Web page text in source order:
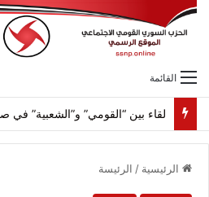
القائمة
الرئيسية / الرئيسة